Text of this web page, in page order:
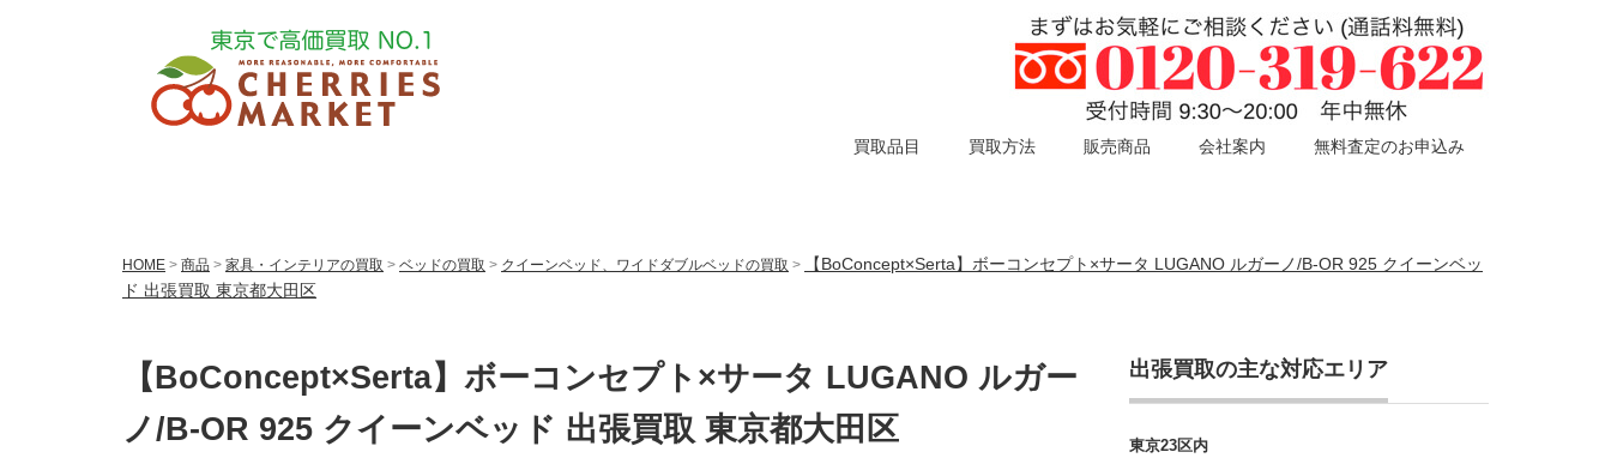
買取品目 買取方法 販売商品 会社案内 無料査定のお申込み
HOME > 商品 > 家具・インテリアの買取 > ベッドの買取 > クイーンベッド、ワイドダブルベッドの買取 >
【BoConcept×Serta】ボーコンセプト×サータ LUGANO ルガーノ/B-OR 925 クイーンベッ
ド 出張買取 東京都大田区
【BoConcept×Serta】ボーコンセプト×サータ LUGANO ルガー
ノ/B-OR 925 クイーンベッド 出張買取 東京都大田区
出張買取の主な対応エリア
東京23区内